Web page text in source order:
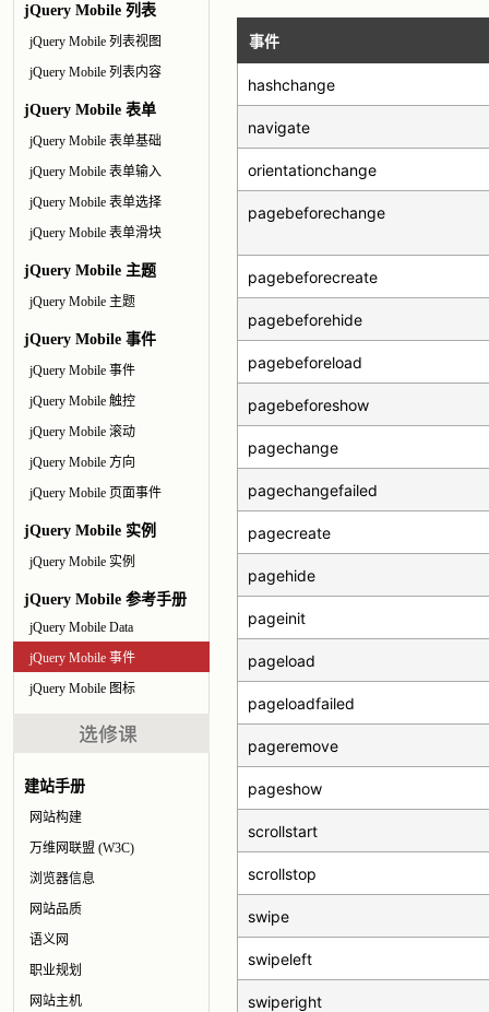
jQuery Mobile 列表
jQuery Mobile 列表视图
jQuery Mobile 列表内容
jQuery Mobile 表单
jQuery Mobile 表单基础
jQuery Mobile 表单输入
jQuery Mobile 表单选择
jQuery Mobile 表单滑块
jQuery Mobile 主题
jQuery Mobile 主题
jQuery Mobile 事件
jQuery Mobile 事件
jQuery Mobile 触控
jQuery Mobile 滚动
jQuery Mobile 方向
jQuery Mobile 页面事件
jQuery Mobile 实例
jQuery Mobile 实例
jQuery Mobile 参考手册
jQuery Mobile Data
jQuery Mobile 事件
jQuery Mobile 图标
建站手册
网站构建
万维网联盟 (W3C)
浏览器信息
网站品质
语义网
职业规划
网站主机
事件
hashchange
navigate
orientationchange
pagebeforechange
pagebeforecreate
pagebeforehide
pagebeforeload
pagebeforeshow
pagechange
pagechangefailed
pagecreate
pagehide
pageinit
pageload
pageloadfailed
pageremove
pageshow
scrollstart
scrollstop
swipe
swipeleft
swiperight